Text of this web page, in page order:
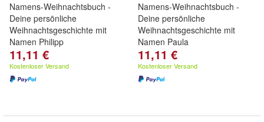
Namens-Weihnachtsbuch -
Deine persönliche
Weihnachtsgeschichte mit
Namen Philipp
11,11 €
Kostenloser Versand
Namens-Weihnachtsbuch -
Deine persönliche
Weihnachtsgeschichte mit
Namen Paula
11,11 €
Kostenloser Versand